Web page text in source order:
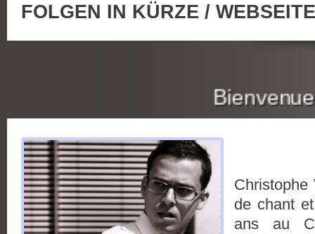
FOLGEN IN KÜRZE /
Bienvenue !
Christophe
de chant
ans au